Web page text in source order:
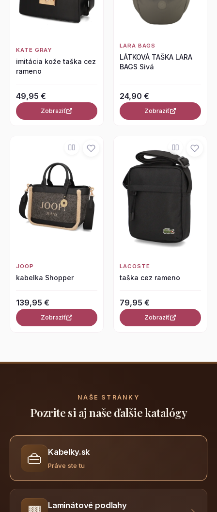
KATE GRAY
imitácia kože taška cez
rameno
49,95 €
Zobraziť
LARA BAGS
LÁTKOVÁ TAŠKA LARA
BAGS Sivá
24,90 €
Zobraziť
JOOP
kabelka Shopper
139,95 €
Zobraziť
LACOSTE
taška cez rameno
79,95 €
Zobraziť
NAŠE STRÁNKY
Pozrite si aj naše ďalšie katalógy
👜 Kabelky.sk
Práve ste tu
Laminátové podlahy